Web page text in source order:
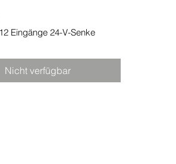
Eingänge 24-V-Senke
Nicht verfügbar